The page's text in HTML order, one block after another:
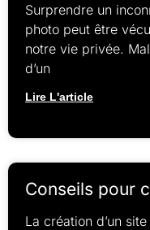
Surprendre un
photo peut être
notre vie privée.
d’un
Lire L'article
Conseils pour
La création d’un